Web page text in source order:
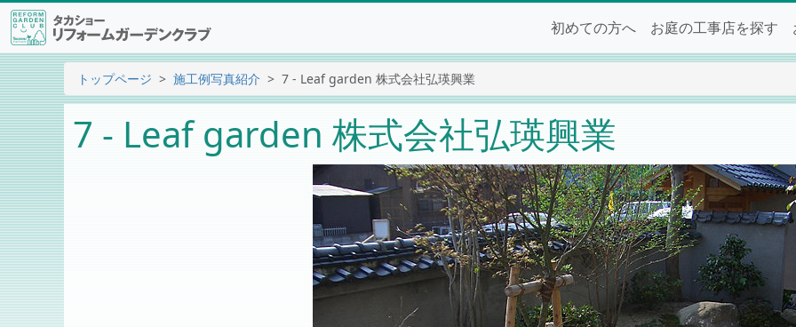
初めての方へ お庭の工事店を探す
トップページ 施工例写真紹介 7 - Leaf garden 株式会社弘瑛興業
7 - Leaf garden 株式会社弘瑛興業